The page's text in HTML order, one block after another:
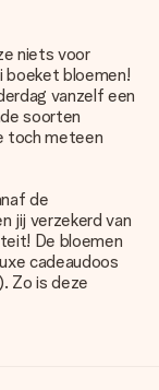
niets voor
boeket bloemen!
vanzelf een
soorten
toch meteen
de
jij verzekerd van
De bloemen
cadeaudoos
Zo is deze